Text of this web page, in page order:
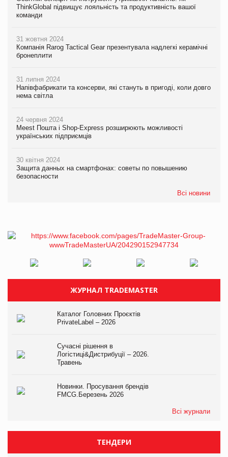
ThinkGlobal підвищує лояльність та продуктивність вашої
команди
31 жовтня 2024
Компанія Rarog Tactical Gear презентувала надлегкі керамічні
бронеплити
31 липня 2024
Напівфабрикати та консерви, які стануть в пригоді, коли довго
нема світла
24 червня 2024
Meest Пошта і Shop-Express розширюють можливості
українських підприємців
30 квітня 2024
Защита данных на смартфонах: советы по повышению
безопасности
Всі новини
ЖУРНАЛ TRADEMASTER
Каталог Головних Проєктів
PrivateLabel – 2026
Сучасні рішення в
Логістиці&Дистрибуції – 2026.
Травень
Новинки. Просування брендів
FMCG.Березень 2026
Всі журнали
ТЕНДЕРИ